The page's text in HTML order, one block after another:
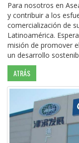
Para nosotros en
y contribuir a los
comercialización de
Latinoamérica.
misión de promover
un desarrollo
ATRÁS